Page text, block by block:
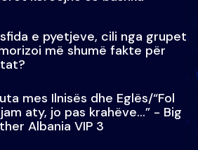
e pyetjeve, cili nga grupet
më shumë fakte për
mes Ilnisës dhe Eglës/“Fol
aty, jo pas krahëve…” - Big
Albania VIP 3